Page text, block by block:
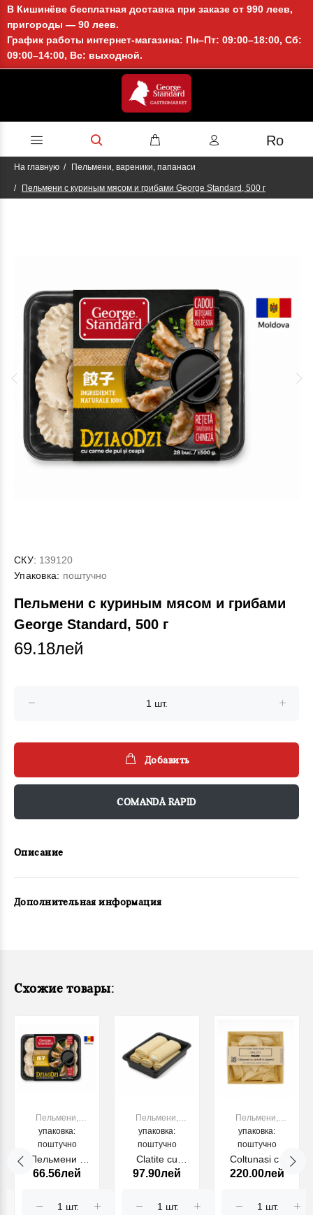
В Кишинёве бесплатная доставка при заказе от 990 леев,
пригороды — 90 леев.
График работы интернет-магазина: Пн–Пт: 09:00–18:00, Сб:
09:00–14:00, Вс: выходной.
Ro
На главную Пельмени, вареники, папанаси
Пельмени с куриным мясом и грибами George Standard, 500 г
СКУ: 139120
Упаковка: поштучно
Пельмени с куриным мясом и грибами
George Standard, 500 г
69.18лей
Добавить
COMANDĂ RAPID
Описание
Дополнительная информация
Схожие товары:
Пельмени,
вареники,
папанаси
упаковка:
поштучно
Пельмени с
куриным
George
66.56лей
Пельмени,
вареники,
папанаси
упаковка:
поштучно
Clatite cu
branza sarata
97.90лей
Пельмени,
вареники,
папанаси
упаковка:
поштучно
Coltunasi cu
cartofi si
220.00лей